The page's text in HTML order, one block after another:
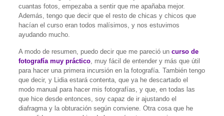
cuantas fotos, empezaba a sentir que me apañaba mejor.
Además, tengo que decir que el resto de chicas y chicos que
hacían el curso eran todos malísimos, y nos estuvimos
ayudando mucho.
A modo de resumen, puedo decir que me pareció un curso de
fotografía muy práctico, muy fácil de entender y más que útil
para hacer una primera incursión en la fotografía. También tengo
que decir, y Lidia estará contenta, que ya he descartado el
modo manual para hacer mis fotografías, y que, en todas las
que hice desde entonces, soy capaz de ir ajustando el
diafragma y la obturación según conviene. Otra cosa que he